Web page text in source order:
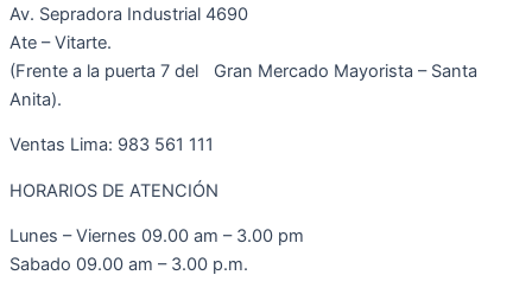
Av. Sepradora Industrial 4690
Ate – Vitarte.
(Frente a la puerta 7 del Gran Mercado Mayorista – Santa
Anita).
Ventas Lima: 983 561 111
HORARIOS DE ATENCIÓN
Lunes – Viernes 09.00 am – 3.00 pm
Sabado 09.00 am – 3.00 p.m.